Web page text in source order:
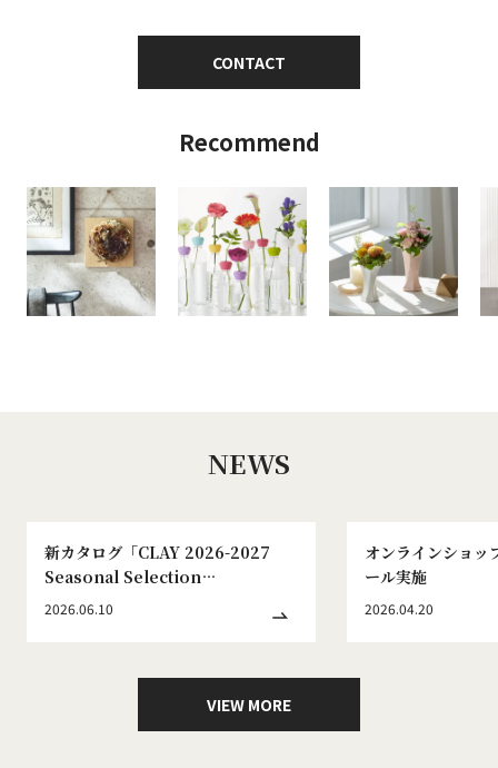
CONTACT
Recommend
NEWS
新カタログ「CLAY 2026-2027
Seasonal Selection
WINTER&SPRING No.186」発刊
2026.06.10
オンラインショッ
ール実施
2026.04.20
VIEW MORE